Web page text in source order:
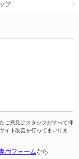
プ
ご意見はスタッフがすべて拝
イト改善を行ってまいりま
用フォームから